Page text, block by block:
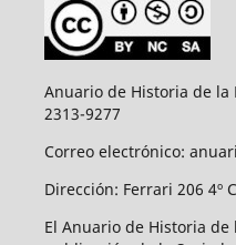
Anuario de Historia de la
2313-9277
Correo electrónico:
Dirección: Ferrari 206 4º
El Anuario de Historia de